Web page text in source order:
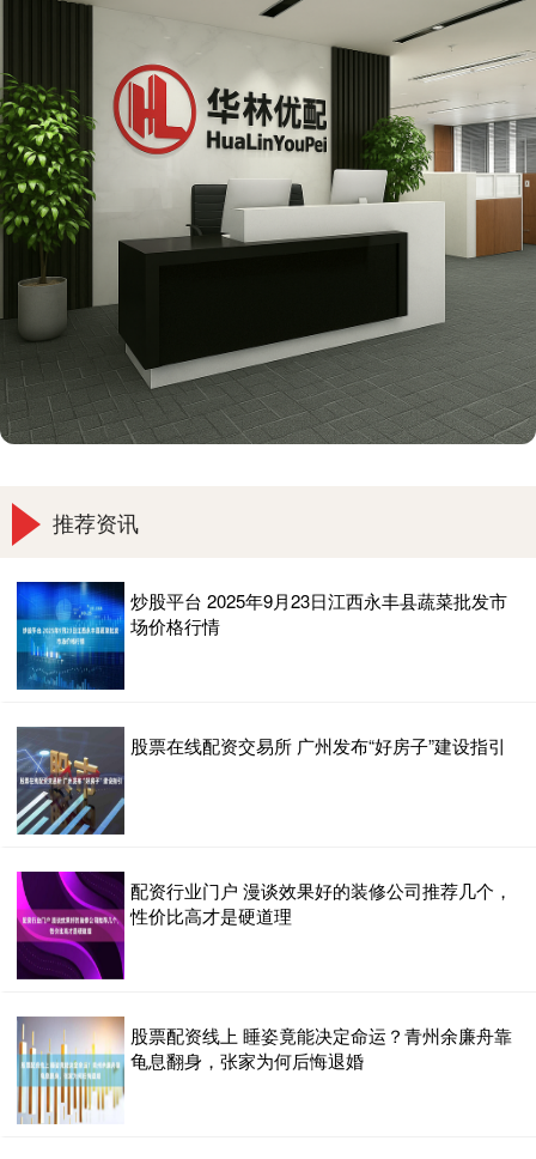
推荐资讯
炒股平台 2025年9月23日江西永丰县蔬菜批发市
场价格行情
股票在线配资交易所 广州发布“好房子”建设指引
配资行业门户 漫谈效果好的装修公司推荐几个，
性价比高才是硬道理
股票配资线上 睡姿竟能决定命运？青州余廉舟靠
龟息翻身，张家为何后悔退婚